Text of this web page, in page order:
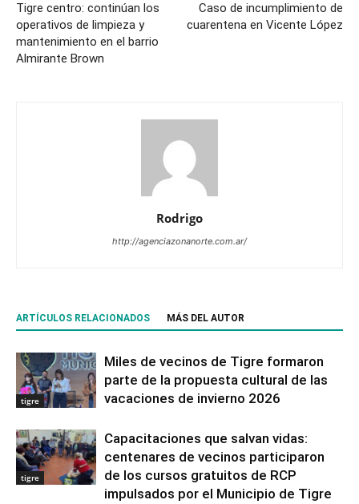
Tigre centro: continúan los
operativos de limpieza y
mantenimiento en el barrio
Almirante Brown
Caso de incumplimiento de
cuarentena en Vicente López
Rodrigo
http://agenciazonanorte.com.ar/
ARTÍCULOS RELACIONADOS MÁS DEL AUTOR
tigre
Miles de vecinos de Tigre formaron
parte de la propuesta cultural de las
vacaciones de invierno 2026
tigre
Capacitaciones que salvan vidas:
centenares de vecinos participaron
de los cursos gratuitos de RCP
impulsados por el Municipio de Tigre